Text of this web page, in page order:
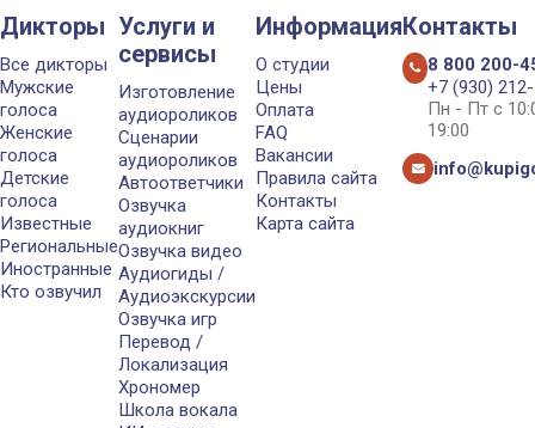
Дикторы
Все дикторы
Мужские
голоса
Женские
голоса
Детские
голоса
Известные
Региональные
Иностранные
Кто озвучил
Услуги и
сервисы
Изготовление
аудиороликов
Сценарии
аудиороликов
Автоответчики
Озвучка
аудиокниг
Озвучка видео
Аудиогиды /
Аудиоэкскурсии
Озвучка игр
Перевод /
Локализация
Хрономер
Школа вокала
Информация
О студии
Цены
Оплата
FAQ
Вакансии
Правила сайта
Контакты
Карта сайта
Контакты
8 800 200-
+7 (930)
Пн - Пт с
19:00